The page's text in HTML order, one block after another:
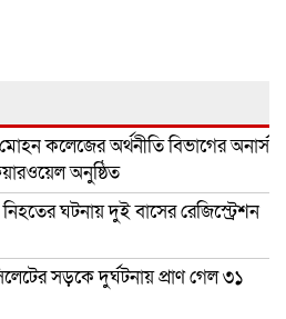
কলেজের অর্থনীতি বিভাগের অনার্স
অনুষ্ঠিত
ঘটনায় দুই বাসের রেজিস্ট্রেশন
সড়কে দুর্ঘটনায় প্রাণ গেল ৩১